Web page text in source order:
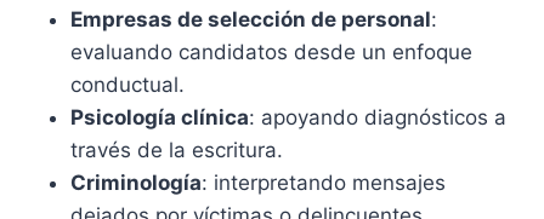
Empresas de selección de personal:
evaluando candidatos desde un enfoque
conductual.
Psicología clínica: apoyando diagnósticos a
través de la escritura.
Criminología: interpretando mensajes